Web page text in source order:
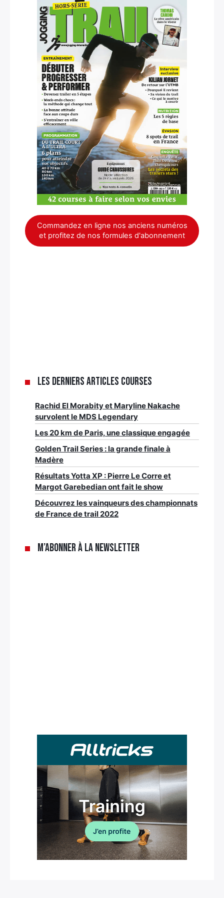
Commandez en ligne nos anciens numéros
et profitez de nos formules d'abonnement
Les derniers articles Courses
Rachid El Morabity et Maryline Nakache
survolent le MDS Legendary
Les 20 km de Paris, une classique engagée
Golden Trail Series : la grande finale à
Madère
Résultats Yotta XP : Pierre Le Corre et
Margot Garebedian ont fait le show
Découvrez les vainqueurs des championnats
de France de trail 2022
M’abonner à la newsletter
×
Rechercher